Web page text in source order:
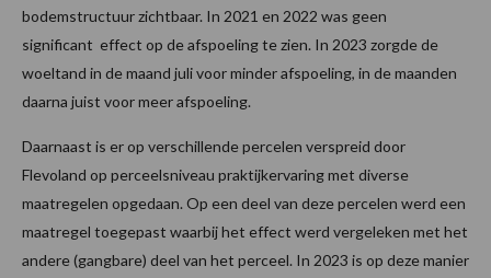
bodemstructuur zichtbaar. In 2021 en 2022 was geen
significant effect op de afspoeling te zien. In 2023 zorgde de
woeltand in de maand juli voor minder afspoeling, in de maanden
daarna juist voor meer afspoeling.
Daarnaast is er op verschillende percelen verspreid door
Flevoland op perceelsniveau praktijkervaring met diverse
maatregelen opgedaan. Op een deel van deze percelen werd een
maatregel toegepast waarbij het effect werd vergeleken met het
andere (gangbare) deel van het perceel. In 2023 is op deze manier